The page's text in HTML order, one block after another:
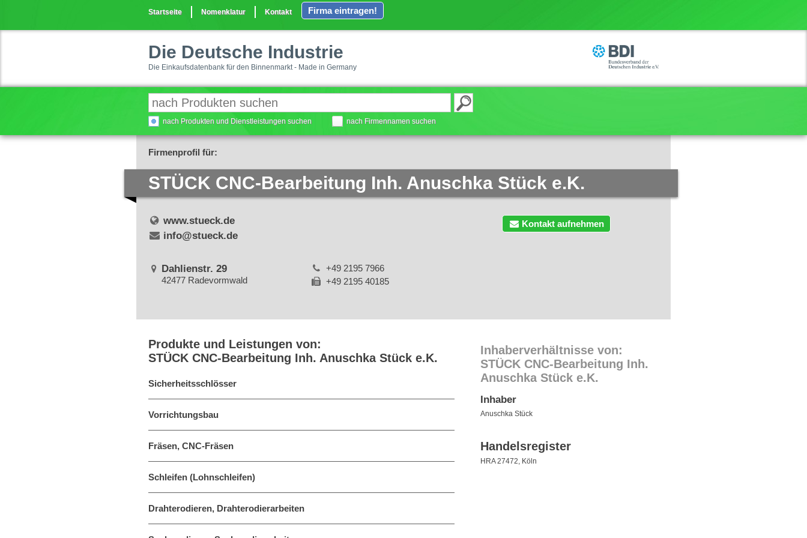
Startseite Nomenklatur Kontakt Firma eintragen!
Die Deutsche Industrie
Die Einkaufsdatenbank für den Binnenmarkt - Made in Germany
nach Produkten und Dienstleistungen suchen nach Firmennamen suchen
Firmenprofil für:
STÜCK CNC-Bearbeitung Inh. Anuschka Stück e.K.
Kontakt aufnehmen
www.stueck.de
info@stueck.de
Dahlienstr. 29
42477 Radevormwald
+49 2195 7966
+49 2195 40185
Produkte und Leistungen von:
STÜCK CNC-Bearbeitung Inh. Anuschka Stück e.K.
Sicherheitsschlösser
Vorrichtungsbau
Fräsen, CNC-Fräsen
Schleifen (Lohnschleifen)
Drahterodieren, Drahterodierarbeiten
Inhaberverhältnisse von:
STÜCK CNC-Bearbeitung Inh.
Anuschka Stück e.K.
Inhaber
Anuschka Stück
Handelsregister
HRA 27472, Köln